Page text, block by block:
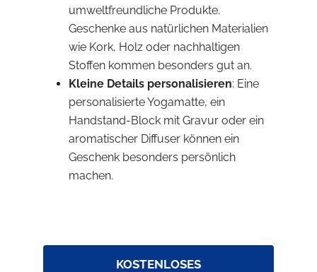
umweltfreundliche Produkte.
Geschenke aus natürlichen Materialien
wie Kork, Holz oder nachhaltigen
Stoffen kommen besonders gut an.
Kleine Details personalisieren: Eine
personalisierte Yogamatte, ein
Handstand-Block mit Gravur oder ein
aromatischer Diffuser können ein
Geschenk besonders persönlich
machen.
KOSTENLOSES